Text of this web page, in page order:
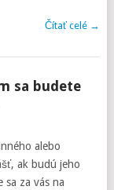
Čítať celé →
sa budete
alebo
ak budú jeho
sa za vás na